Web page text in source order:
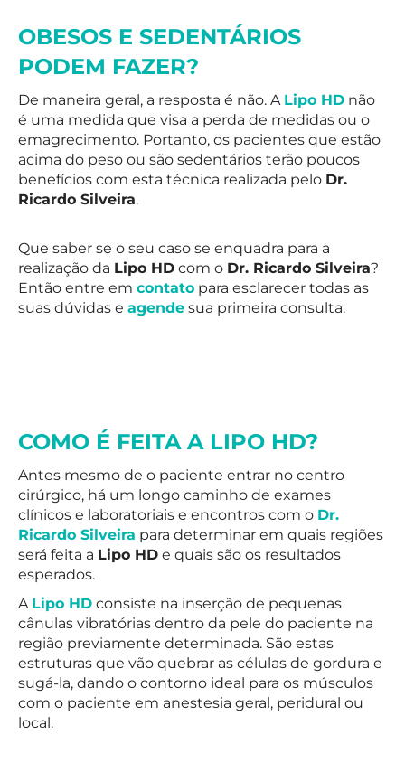
OBESOS E SEDENTÁRIOS
PODEM FAZER?
De maneira geral, a resposta é não. A Lipo HD não
é uma medida que visa a perda de medidas ou o
emagrecimento. Portanto, os pacientes que estão
acima do peso ou são sedentários terão poucos
benefícios com esta técnica realizada pelo Dr.
Ricardo Silveira.
Que saber se o seu caso se enquadra para a
realização da Lipo HD com o Dr. Ricardo Silveira?
Então entre em contato para esclarecer todas as
suas dúvidas e agende sua primeira consulta.
COMO É FEITA A LIPO HD?
Antes mesmo de o paciente entrar no centro
cirúrgico, há um longo caminho de exames
clínicos e laboratoriais e encontros com o Dr.
Ricardo Silveira para determinar em quais regiões
será feita a Lipo HD e quais são os resultados
esperados.
A Lipo HD consiste na inserção de pequenas
cânulas vibratórias dentro da pele do paciente na
região previamente determinada. São estas
estruturas que vão quebrar as células de gordura e
sugá-la, dando o contorno ideal para os músculos
com o paciente em anestesia geral, peridural ou
local.